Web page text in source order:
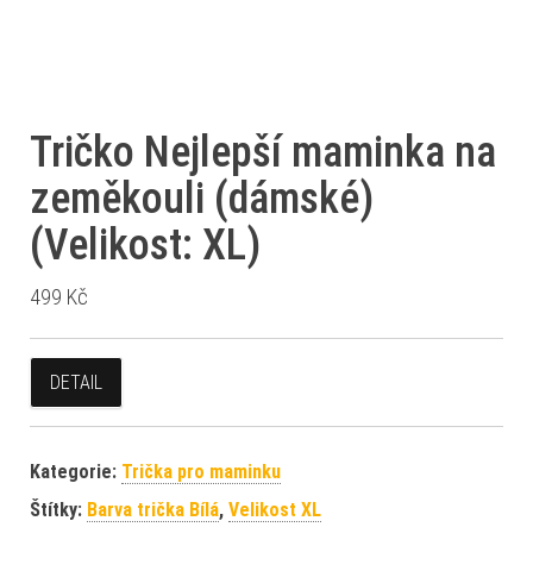
Tričko Nejlepší maminka na
zeměkouli (dámské)
(Velikost: XL)
499 Kč
DETAIL
Kategorie: Trička pro maminku
Štítky: Barva trička Bílá, Velikost XL